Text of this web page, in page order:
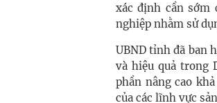
xác định cần sớm
nghiệp nhằm sử
UBND tỉnh đã ban
và hiệu quả trong
phần nâng cao
của các lĩnh vực